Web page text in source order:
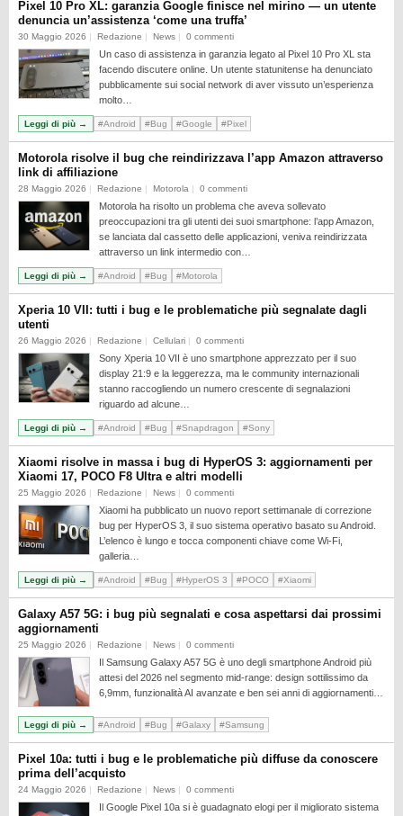
Pixel 10 Pro XL: garanzia Google finisce nel mirino — un utente
denuncia un’assistenza ‘come una truffa’
30 Maggio 2026 Redazione News 0 commenti
Un caso di assistenza in garanzia legato al Pixel 10 Pro XL sta
facendo discutere online. Un utente statunitense ha denunciato
pubblicamente sui social network di aver vissuto un’esperienza
molto…
Leggi di più → #Android #Bug #Google #Pixel
Motorola risolve il bug che reindirizzava l’app Amazon attraverso
link di affiliazione
28 Maggio 2026 Redazione Motorola 0 commenti
Motorola ha risolto un problema che aveva sollevato
preoccupazioni tra gli utenti dei suoi smartphone: l’app Amazon,
se lanciata dal cassetto delle applicazioni, veniva reindirizzata
attraverso un link intermedio con…
Leggi di più → #Android #Bug #Motorola
Xperia 10 VII: tutti i bug e le problematiche più segnalate dagli
utenti
26 Maggio 2026 Redazione Cellulari 0 commenti
Sony Xperia 10 VII è uno smartphone apprezzato per il suo
display 21:9 e la leggerezza, ma le community internazionali
stanno raccogliendo un numero crescente di segnalazioni
riguardo ad alcune…
Leggi di più → #Android #Bug #Snapdragon #Sony
Xiaomi risolve in massa i bug di HyperOS 3: aggiornamenti per
Xiaomi 17, POCO F8 Ultra e altri modelli
25 Maggio 2026 Redazione News 0 commenti
Xiaomi ha pubblicato un nuovo report settimanale di correzione
bug per HyperOS 3, il suo sistema operativo basato su Android.
L’elenco è lungo e tocca componenti chiave come Wi-Fi,
galleria…
Leggi di più → #Android #Bug #HyperOS 3 #POCO #Xiaomi
Galaxy A57 5G: i bug più segnalati e cosa aspettarsi dai prossimi
aggiornamenti
25 Maggio 2026 Redazione News 0 commenti
Il Samsung Galaxy A57 5G è uno degli smartphone Android più
attesi del 2026 nel segmento mid-range: design sottilissimo da
6,9mm, funzionalità AI avanzate e ben sei anni di aggiornamenti…
Leggi di più → #Android #Bug #Galaxy #Samsung
Pixel 10a: tutti i bug e le problematiche più diffuse da conoscere
prima dell’acquisto
24 Maggio 2026 Redazione News 0 commenti
Il Google Pixel 10a si è guadagnato elogi per il migliorato sistema